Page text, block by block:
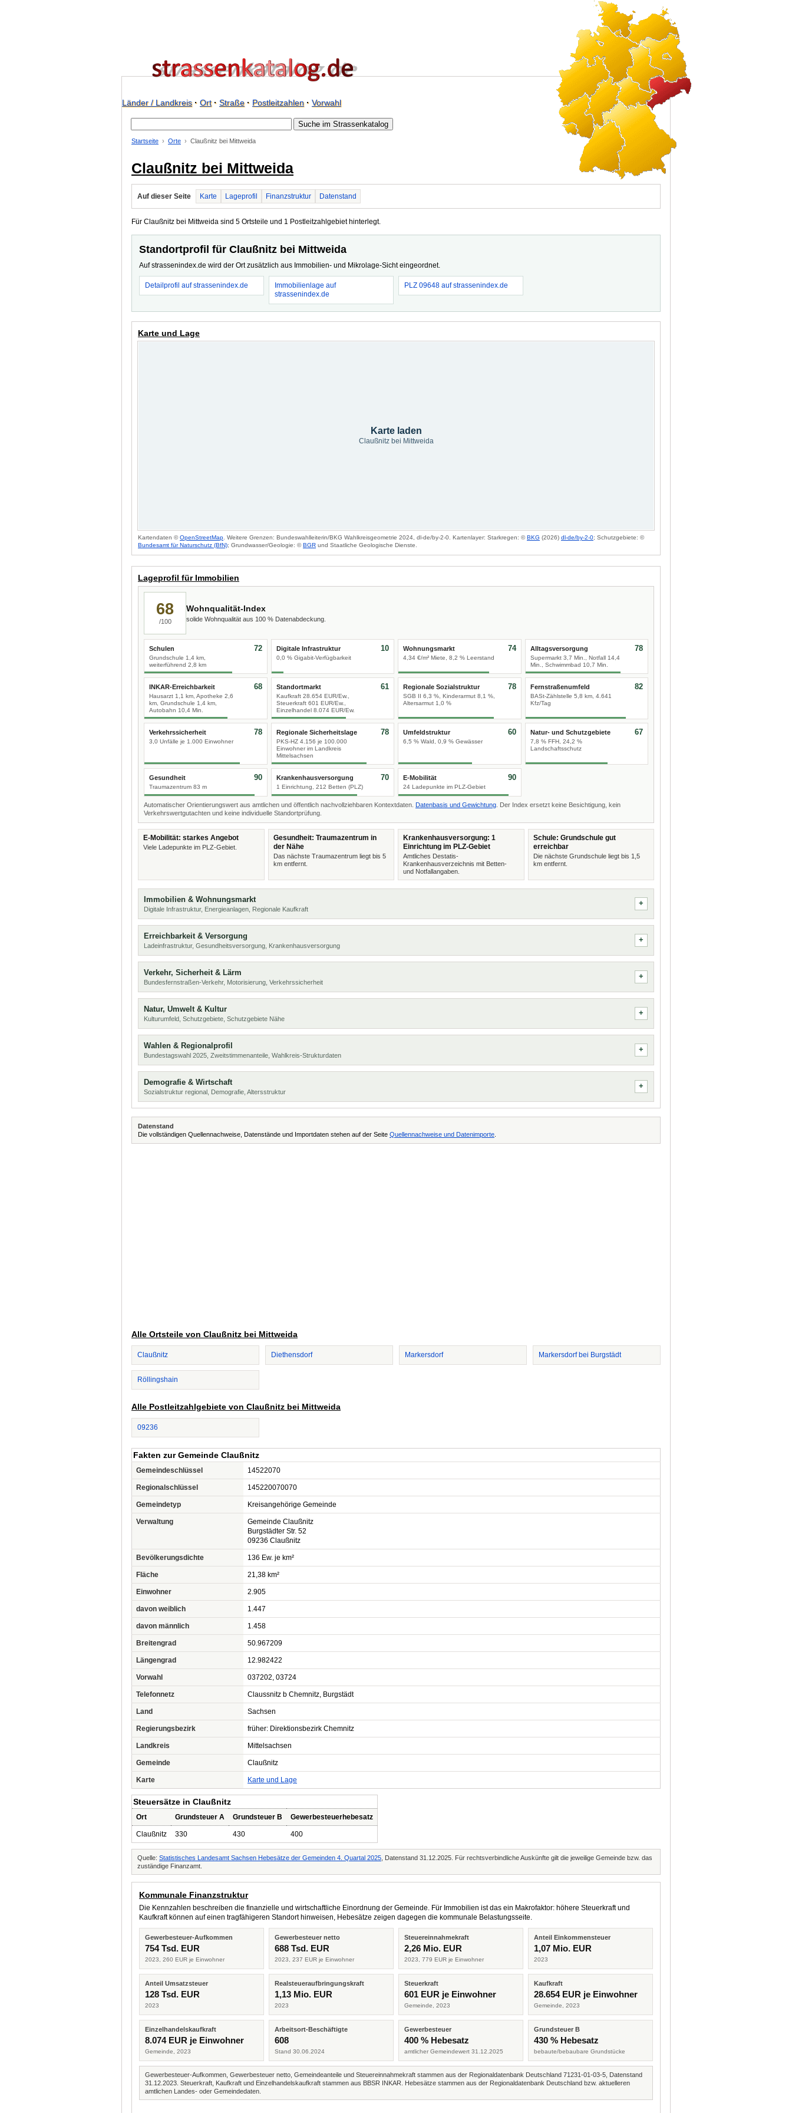
Länder / Landkreis· Ort· Straße· Postleitzahlen· Vorwahl
Startseite Orte Claußnitz bei Mittweida
Claußnitz bei Mittweida
Auf dieser Seite Karte Lageprofil Finanzstruktur Datenstand
Für Claußnitz bei Mittweida sind 5 Ortsteile und 1 Postleitzahlgebiet hinterlegt.
Standortprofil für Claußnitz bei Mittweida
Auf strassenindex.de wird der Ort zusätzlich aus Immobilien- und Mikrolage-Sicht eingeordnet.
Detailprofil auf strassenindex.de
Immobilienlage auf
strassenindex.de
PLZ 09648 auf strassenindex.de
Karte und Lage
Karte laden
Claußnitz bei Mittweida
Kartendaten ©OpenStreetMap . Weitere Grenzen: Bundeswahlleiterin/BKG Wahlkreisgeometrie 2024, dl-de/by-2-0. Kartenlayer: Starkregen: ©BKG (2026) dl-de/by-2-0; Schutzgebiete: ©
Bundesamt für Naturschutz (BfN); Grundwasser/Geologie: ©BGR und Staatliche Geologische Dienste.
Lageprofil für Immobilien
68
/100
Wohnqualität-Index
solide Wohnqualität aus 100 % Datenabdeckung.
Schulen
Grundschule 1,4 km,
weiterführend 2,8 km
72 Digitale Infrastruktur
0,0 % Gigabit-Verfügbarkeit
10 Wohnungsmarkt
4,34 €/m² Miete, 8,2 % Leerstand
74 Alltagsversorgung
Supermarkt 3,7 Min., Notfall 14,4
Min., Schwimmbad 10,7 Min.
78
INKAR-Erreichbarkeit
Hausarzt 1,1 km, Apotheke 2,6
km, Grundschule 1,4 km,
Autobahn 10,4 Min.
68 Standortmarkt
Kaufkraft 28.654 EUR/Ew.,
Steuerkraft 601 EUR/Ew.,
Einzelhandel 8.074 EUR/Ew.
61 Regionale Sozialstruktur
SGB II 6,3 %, Kinderarmut 8,1 %,
Altersarmut 1,0 %
78 Fernstraßenumfeld
BASt-Zählstelle 5,8 km, 4.641
Kfz/Tag
82
Verkehrssicherheit
3,0 Unfälle je 1.000 Einwohner
78 Regionale Sicherheitslage
PKS-HZ 4.156 je 100.000
Einwohner im Landkreis
Mittelsachsen
78 Umfeldstruktur
6,5 % Wald, 0,9 % Gewässer
60 Natur- und Schutzgebiete
7,8 % FFH, 24,2 %
Landschaftsschutz
67
Gesundheit
Traumazentrum 83 m
90 Krankenhausversorgung
1 Einrichtung, 212 Betten (PLZ)
70 E-Mobilität
24 Ladepunkte im PLZ-Gebiet
90
Automatischer Orientierungswert aus amtlichen und öffentlich nachvollziehbaren Kontextdaten. Datenbasis und Gewichtung . Der Index ersetzt keine Besichtigung, kein
Verkehrswertgutachten und keine individuelle Standortprüfung.
E-Mobilität: starkes Angebot
Viele Ladepunkte im PLZ-Gebiet.
Gesundheit: Traumazentrum in
der Nähe
Das nächste Traumazentrum liegt bis 5
km entfernt.
Krankenhausversorgung: 1
Einrichtung im PLZ-Gebiet
Amtliches Destatis-
Krankenhausverzeichnis mit Betten-
und Notfallangaben.
Schule: Grundschule gut
erreichbar
Die nächste Grundschule liegt bis 1,5
km entfernt.
Immobilien & Wohnungsmarkt
Digitale Infrastruktur, Energieanlagen, Regionale Kaufkraft
Erreichbarkeit & Versorgung
Ladeinfrastruktur, Gesundheitsversorgung, Krankenhausversorgung
Verkehr, Sicherheit & Lärm
Bundesfernstraßen-Verkehr, Motorisierung, Verkehrssicherheit
Natur, Umwelt & Kultur
Kulturumfeld, Schutzgebiete, Schutzgebiete Nähe
Wahlen & Regionalprofil
Bundestagswahl 2025, Zweitstimmenanteile, Wahlkreis-Strukturdaten
Demografie & Wirtschaft
Sozialstruktur regional, Demografie, Altersstruktur
Datenstand
Die vollständigen Quellennachweise, Datenstände und Importdaten stehen auf der Seite Quellennachweise und Datenimporte
Alle Ortsteile von Claußnitz bei Mittweida
Claußnitz Diethensdorf Markersdorf Markersdorf bei Burgstädt
Röllingshain
Alle Postleitzahlgebiete von Claußnitz bei Mittweida
09236
Fakten zur Gemeinde Claußnitz
Gemeindeschlüssel 14522070
Regionalschlüssel 145220070070
Gemeindetyp Kreisangehörige Gemeinde
Verwaltung
Gemeinde Claußnitz
Burgstädter Str. 52
09236 Claußnitz
Bevölkerungsdichte 136 Ew. je km²
Fläche 21,38 km²
Einwohner 2.905
davon weiblich 1.447
davon männlich 1.458
Breitengrad 50.967209
Längengrad 12.982422
Vorwahl 037202, 03724
Telefonnetz Claussnitz b Chemnitz, Burgstädt
Land Sachsen
Regierungsbezirk früher: Direktionsbezirk Chemnitz
Landkreis Mittelsachsen
Gemeinde Claußnitz
Karte Karte und Lage
Steuersätze in Claußnitz
Ort Grundsteuer A Grundsteuer B Gewerbesteuerhebesatz
Claußnitz 330 430 400
Quelle: Statistisches Landesamt Sachsen Hebesätze der Gemeinden 4. Quartal 2025 , Datenstand 31.12.2025. Für rechtsverbindliche Auskünfte gilt die jeweilige Gemeinde bzw. das
zuständige Finanzamt.
Kommunale Finanzstruktur
Die Kennzahlen beschreiben die finanzielle und wirtschaftliche Einordnung der Gemeinde. Für Immobilien ist das ein Makrofaktor: höhere Steuerkraft und
Kaufkraft können auf einen tragfähigeren Standort hinweisen, Hebesätze zeigen dagegen die kommunale Belastungsseite.
Gewerbesteuer-Aufkommen
754 Tsd. EUR
2023, 260 EUR je Einwohner
Gewerbesteuer netto
688 Tsd. EUR
2023, 237 EUR je Einwohner
Steuereinnahmekraft
2,26 Mio. EUR
2023, 779 EUR je Einwohner
Anteil Einkommensteuer
1,07 Mio. EUR
2023
Anteil Umsatzsteuer
128 Tsd. EUR
2023
Realsteueraufbringungskraft
1,13 Mio. EUR
2023
Steuerkraft
601 EUR je Einwohner
Gemeinde, 2023
Kaufkraft
28.654 EUR je Einwohner
Gemeinde, 2023
Einzelhandelskaufkraft
8.074 EUR je Einwohner
Gemeinde, 2023
Arbeitsort-Beschäftigte
608
Stand 30.06.2024
Gewerbesteuer
400 % Hebesatz
amtlicher Gemeindewert 31.12.2025
Grundsteuer B
430 % Hebesatz
bebaute/bebaubare Grundstücke
Gewerbesteuer-Aufkommen, Gewerbesteuer netto, Gemeindeanteile und Steuereinnahmekraft stammen aus der Regionaldatenbank Deutschland 71231-01-03-5, Datenstand
31.12.2023. Steuerkraft, Kaufkraft und Einzelhandelskaufkraft stammen aus BBSR INKAR. Hebesätze stammen aus der Regionaldatenbank Deutschland bzw. aktuelleren
amtlichen Landes- oder Gemeindedaten.